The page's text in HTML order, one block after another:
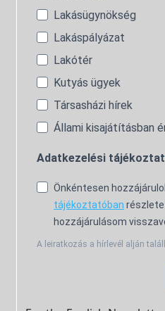
Lakásügynökség
Lakáspályázat
Lakótér
Kutyás ügyek
Társasházi hírek
Állami kisajátításban
Adatkezelési
Önkéntesen
tájékoztatóban
hozzájárulásom
A leiratkozás a hírlevél alján